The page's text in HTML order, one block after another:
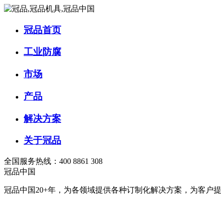
冠品首页
工业防腐
市场
产品
解决方案
关于冠品
全国服务热线：400 8861 308
冠品中国
冠品中国20+年，为各领域提供各种订制化解决方案，为客户